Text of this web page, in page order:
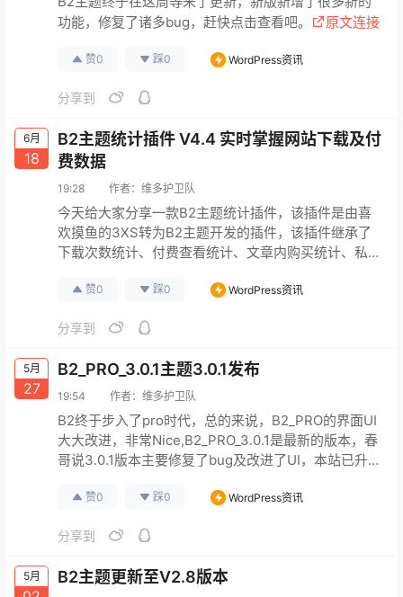
功能，修复了诸多bug，赶快点击查看吧。
原文连接
赞0 踩0 WordPress资讯
分享到
6月
18
B2主题统计插件 V4.4 实时掌握网站下载及付
费数据
19:28 作者： 维多护卫队
今天给大家分享一款B2主题统计插件，该插件是由喜
欢摸鱼的3XS转为B2主题开发的插件，该插件继承了
下载次数统计、付费查看统计、文章内购买统计、私
赞0 踩0 WordPress资讯
分享到
5月
27
B2_PRO_3.0.1主题3.0.1发布
19:54 作者： 维多护卫队
B2终于步入了pro时代，总的来说，B2_PRO的界面UI
大大改进，非常Nice,B2_PRO_3.0.1是最新的版本，春
哥说3.0.1版本主要修复了bug及改进了UI，本站已升
原文连接
赞0 踩0 WordPress资讯
分享到
5月 B2主题更新至V2.8版本